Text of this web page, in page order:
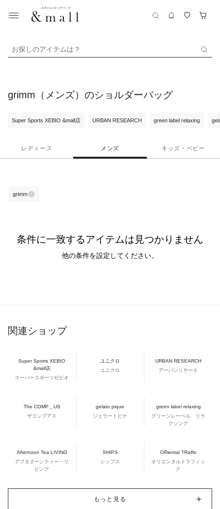
お探しのアイテムは？
grimm（メンズ）のショルダーバッグ
Super Sports XEBIO &mall店 URBAN RESEARCH green label relaxing
レディース メンズ キッズ・ベビー
grimm
条件に一致するアイテムは見つかりません
他の条件を設定してください。
関連ショップ
Super Sports XEBIO
&mall店
スーパースポーツゼビオ
ユニクロ
ユニクロ
URBAN RESEARCH
アーバンリサーチ
The COMP＿US
ザコンプアス
gelato pique
ジェラートピケ
green label relaxing
グリーンレーベル リラ
クシング
Afternoon Tea LIVING
アフタヌーンティー・リ
ビング
SHIPS
シップス
ORiental TRaffic
オリエンタルトラフィッ
ク
もっと見る